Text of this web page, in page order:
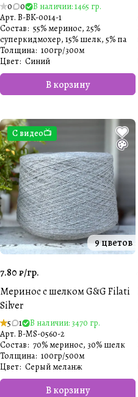
0 0
В наличии: 1465 гр.
Арт. B-BK-0014-1
В корзину
Состав: 55% меринос, 25%
суперкидмохер, 15% шелк, 5% па
Толщина: 100гр/300м
Цвет: Синий
С видео📺
9 цветов
7.80 ₽/гр.
Меринос с шелком G&G Filati
Silver
5 1
В наличии: 3470 гр.
Арт. B-MS-0560-2
В корзину
Состав: 70% меринос, 30% шелк
Толщина: 100гр/500м
Цвет: Серый меланж️